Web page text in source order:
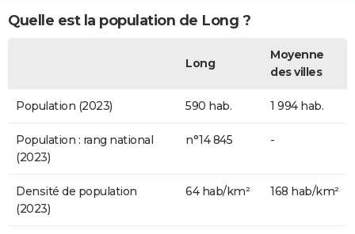
Quelle est la population de Long ?
Long
Moyenne
des villes
Population (2023) 590 hab. 1 994 hab.
Population : rang national
(2023)
n°14 845 -
Densité de population
(2023)
64 hab/km² 168 hab/km²